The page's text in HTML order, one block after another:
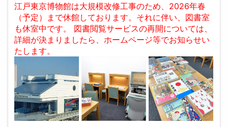
江戸東京博物館は大規模改修工事のため、2026年春
（予定）まで休館しております。それに伴い、図書室
も休室中です。 図書閲覧サービスの再開については、
詳細が決まりましたら、ホームページ等でお知らせい
たします。